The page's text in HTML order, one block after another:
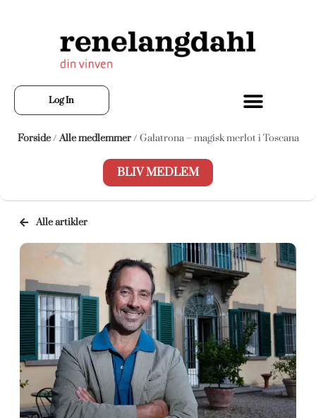
Log In
Forside/Alle medlemmer/ Galatrona – magisk merlot i Toscana
BLIV MEDLEM
Alle artikler